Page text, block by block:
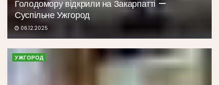
Голодомору відкрили на Закарпатті —
Суспільне Ужгород
06.12.2025
УЖГОРОД